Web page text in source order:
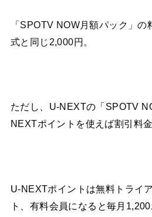
「SPOTV NOW月額パック」
式と同じ2,000円。
ただし、U-NEXTの「SPOTV
NEXTポイントを使えば割引料
U-NEXTポイントは無料トライ
ト、有料会員になると毎月